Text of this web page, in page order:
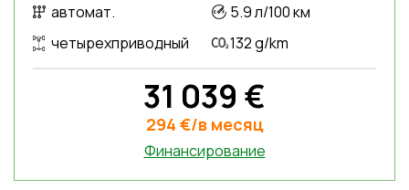
автомат.
четырехприводный
5.9 л/100 км
132 g/km
31 039 €
294 €/в месяц
Финансирование